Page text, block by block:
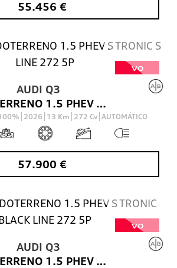
55.456 €
VO
AUDI Q3
TODOTERRENO 1.5 PHEV S TRONIC S LINE 272 5P
2026 13 Km 272 Cv AUTOMÁTICO
57.900 €
VO
AUDI Q3
TODOTERRENO 1.5 PHEV S TRONIC BLACK LINE 272 5P